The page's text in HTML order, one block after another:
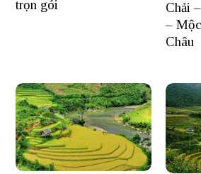
trọn gói
Chải
–
Châu